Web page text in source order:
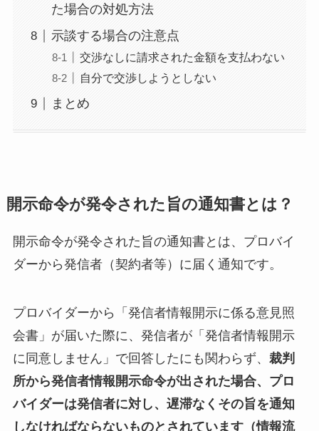
た場合の対処方法
示談する場合の注意点
交渉なしに請求された金額を支払わない
自分で交渉しようとしない
まとめ
開示命令が発令された旨の通知書とは？
開示命令が発令された旨の通知書とは、プロバイ
ダーから発信者（契約者等）に届く通知です。
プロバイダーから「発信者情報開示に係る意見照
会書」が届いた際に、発信者が「発信者情報開示
に同意しません」で回答したにも関わらず、 裁判
所から発信者情報開示命令が出された場合、プロ
バイダーは発信者に対し、遅滞なくその旨を通知
しなければならないものとされています（情報流